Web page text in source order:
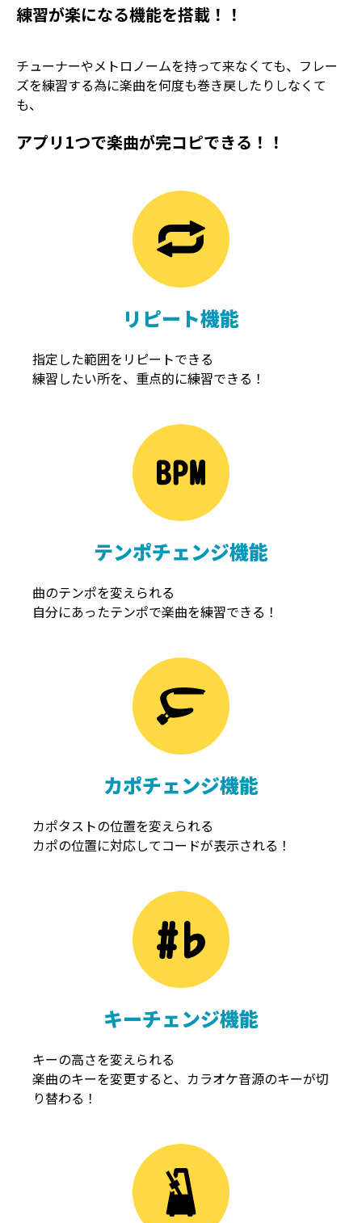
練習が楽になる機能を搭載！！
チューナーやメトロノームを持って来なくても、フレー
ズを練習する為に楽曲を何度も巻き戻したりしなくて
も、
アプリ1つで楽曲が完コピできる！！
リピート機能
指定した範囲をリピートできる
練習したい所を、重点的に練習できる！
テンポチェンジ機能
曲のテンポを変えられる
自分にあったテンポで楽曲を練習できる！
カポチェンジ機能
カポタストの位置を変えられる
カポの位置に対応してコードが表示される！
キーチェンジ機能
キーの高さを変えられる
楽曲のキーを変更すると、カラオケ音源のキーが切
り替わる！